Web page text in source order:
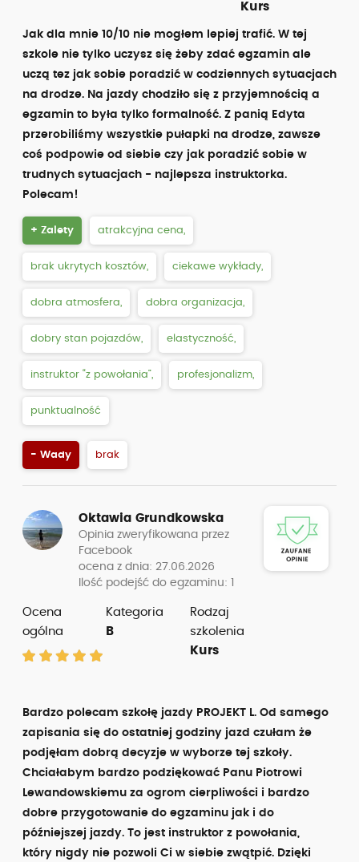
Kurs
Jak dla mnie 10/10 nie mogłem lepiej trafić. W tej
szkole nie tylko uczysz się żeby zdać egzamin ale
uczą tez jak sobie poradzić w codziennych sytuacjach
na drodze. Na jazdy chodziło się z przyjemnością a
egzamin to była tylko formalność. Z panią Edyta
przerobiliśmy wszystkie pułapki na drodze, zawsze
coś podpowie od siebie czy jak poradzić sobie w
trudnych sytuacjach - najlepsza instruktorka.
Polecam!
+ Zalety atrakcyjna cena,
brak ukrytych kosztów, ciekawe wykłady,
dobra atmosfera, dobra organizacja,
dobry stan pojazdów, elastyczność,
instruktor “z powołania”, profesjonalizm,
punktualność
- Wady brak
Oktawia Grundkowska
Opinia zweryfikowana przez
Facebook
ocena z dnia: 27.06.2026
Ilość podejść do egzaminu: 1
Ocena
ogólna
Kategoria
B
Rodzaj
szkolenia
Kurs
Bardzo polecam szkołę jazdy PROJEKT L. Od samego
zapisania się do ostatniej godziny jazd czułam że
podjęłam dobrą decyzje w wyborze tej szkoły.
Chciałabym bardzo podziękować Panu Piotrowi
Lewandowskiemu za ogrom cierpliwości i bardzo
dobre przygotowanie do egzaminu jak i do
późniejszej jazdy. To jest instruktor z powołania,
który nigdy nie pozwoli Ci w siebie zwątpić. Dzięki